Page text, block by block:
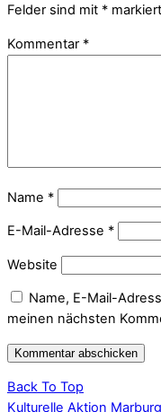
Felder sind mit * markiert
Kommentar *
Name *
E-Mail-Adresse *
Website
Name, E-Mail-
meinen nächsten
Back To Top
Kulturelle Aktion